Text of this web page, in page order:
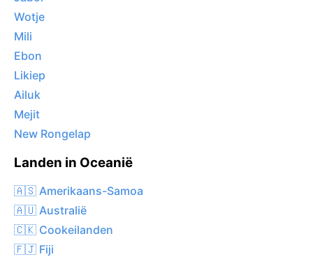
Wotje
Mili
Ebon
Likiep
Ailuk
Mejit
New Rongelap
Landen in Oceanië
🇦🇸 Amerikaans-Samoa
🇦🇺 Australië
🇨🇰 Cookeilanden
🇫🇯 Fiji